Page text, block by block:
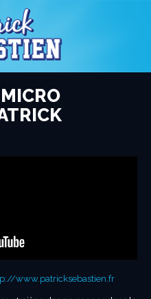
www.patricksebastien.fr